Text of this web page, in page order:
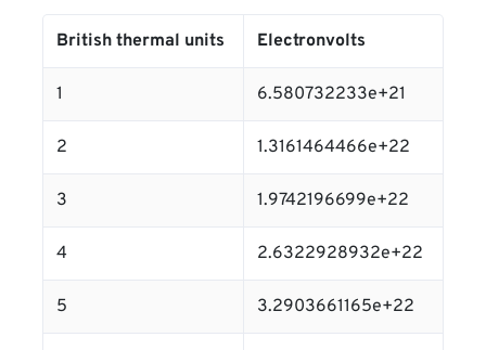
British thermal units Electronvolts
1 6.580732233e+21
2 1.3161464466e+22
3 1.9742196699e+22
4 2.6322928932e+22
5 3.2903661165e+22